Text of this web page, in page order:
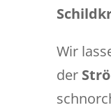
Wir
der